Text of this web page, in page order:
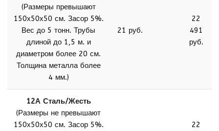
(Размеры превышают
150х50х50 см. Засор 5%.
Вес до 5 тонн. Трубы
длиной до 1,5 м. и
диаметром более 20 см.
Толщина металла более
4 мм.)
21 руб.
22
491
руб.
12А Сталь/Жесть
(Размеры не превышают
150х50х50 см. Засор 5%.
22